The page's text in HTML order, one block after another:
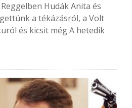
Hudák Anita és
a tékázásról, a Volt
és kicsit még A hetedik